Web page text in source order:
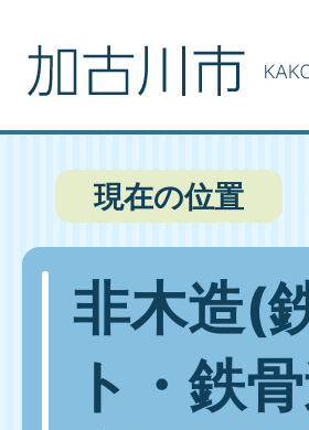
現在の位置
非木造(
ト・鉄